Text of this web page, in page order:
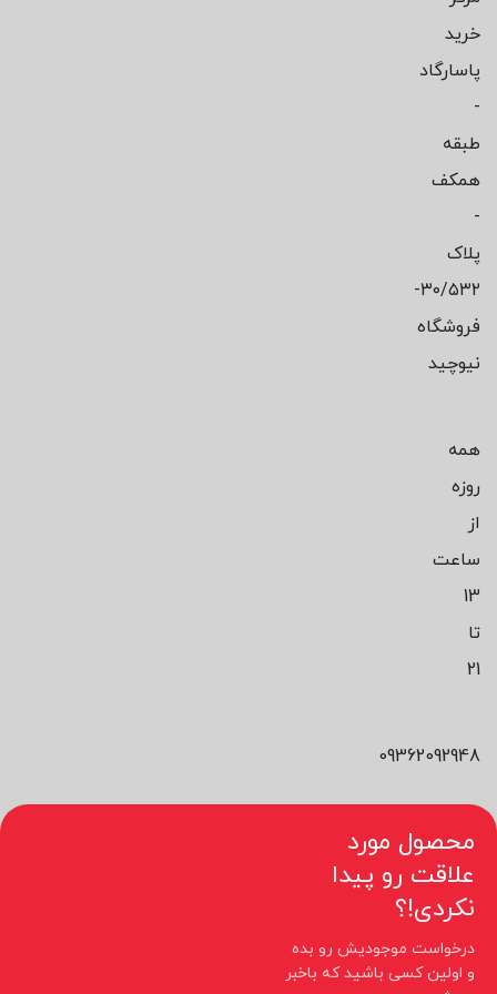
خرید
پاسارگاد
-
طبقه
همکف
-
پلاک
۳۰/۵۳۲-
فروشگاه
نیوچید
همه
روزه
از
ساعت
13
تا
21
09362092948
محصول مورد
علاقت رو پیدا
نکردی!؟
درخواست موجودیش رو بده
و اولین کسی باشید که باخبر